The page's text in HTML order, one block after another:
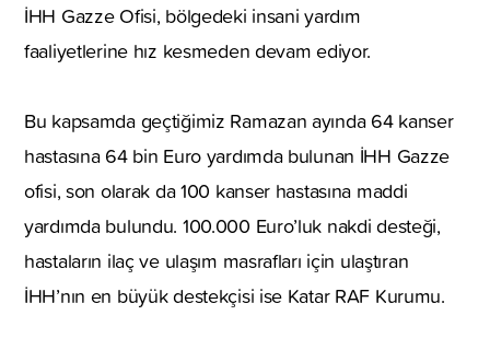
İHH Gazze Ofisi, bölgedeki insani yardım
faaliyetlerine hız kesmeden devam ediyor.
Bu kapsamda geçtiğimiz Ramazan ayında 64 kanser
hastasına 64 bin Euro yardımda bulunan İHH Gazze
ofisi, son olarak da 100 kanser hastasına maddi
yardımda bulundu. 100.000 Euro’luk nakdi desteği,
hastaların ilaç ve ulaşım masrafları için ulaştıran
İHH’nın en büyük destekçisi ise Katar RAF Kurumu.